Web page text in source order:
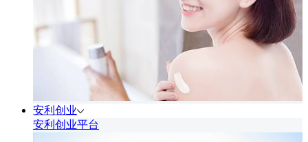
安利创业
安利创业平台